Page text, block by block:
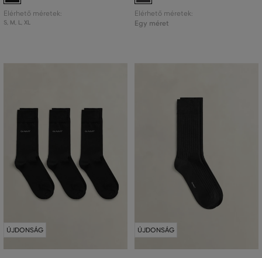
Elérhető méretek:
S, M, L, XL
Elérhető méretek:
Egy méret
ÚJDONSÁG ÚJDONSÁG